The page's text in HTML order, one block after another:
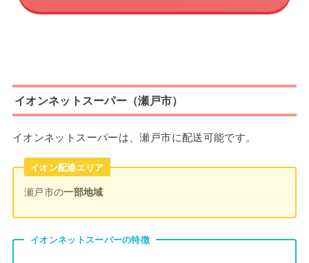
イオンネットスーパー（瀬戸市）
イオンネットスーパーは、瀬戸市に配送可能です。
イオン配達エリア
瀬戸市の一部地域
イオンネットスーパーの特徴